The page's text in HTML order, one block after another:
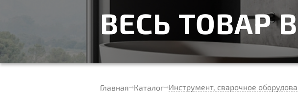
ВЕСЬ ТОВАР
Главная Каталог Инструмент, сварочное